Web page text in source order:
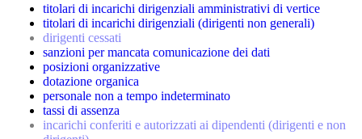
titolari di incarichi dirigenziali amministrativi di vertice
titolari di incarichi dirigenziali (dirigenti non generali)
dirigenti cessati
sanzioni per mancata comunicazione dei dati
posizioni organizzative
dotazione organica
personale non a tempo indeterminato
tassi di assenza
incarichi conferiti e autorizzati ai dipendenti (dirigenti e non